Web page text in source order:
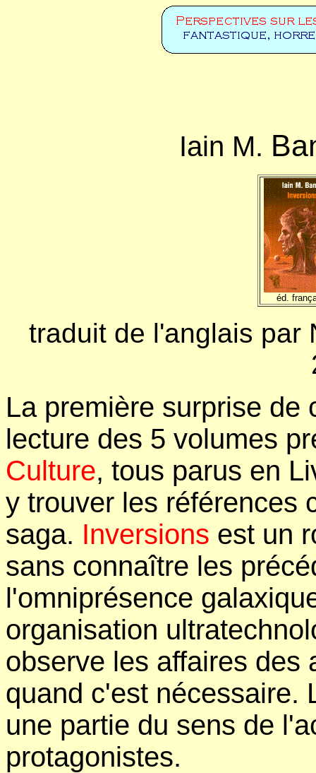
Iain M.
éd.
traduit de l'anglais par
La première surprise de
lecture des 5 volumes
Culture, tous parus en
y trouver les références
saga. Inversions est un
sans connaître les
l'omniprésence
organisation
observe les affaires des
quand c'est nécessaire.
une partie du sens de
protagonistes.